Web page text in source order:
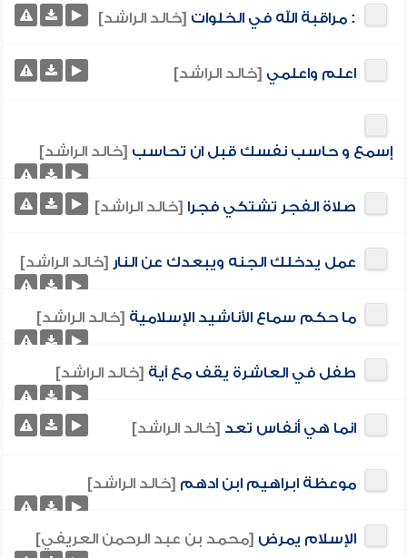
: مراقبة الله في الخلوات [خالد الراشد]
اعلم واعلمي [خالد الراشد]
إسمع و حاسب نفسك قبل ان تحاسب [خالد الراشد]
صلاة الفجر تشتكي فجرا [خالد الراشد]
عمل يدخلك الجنه ويبعدك عن النار [خالد الراشد]
ما حكم سماع الأناشيد الإسلامية [خالد الراشد]
طفل في العاشرة يقف مع آية [خالد الراشد]
انما هي أنفاس تعد [خالد الراشد]
موعظة ابراهيم ابن ادهم [خالد الراشد]
الإسلام يمرض [محمد بن عبد الرحمن العريفي]